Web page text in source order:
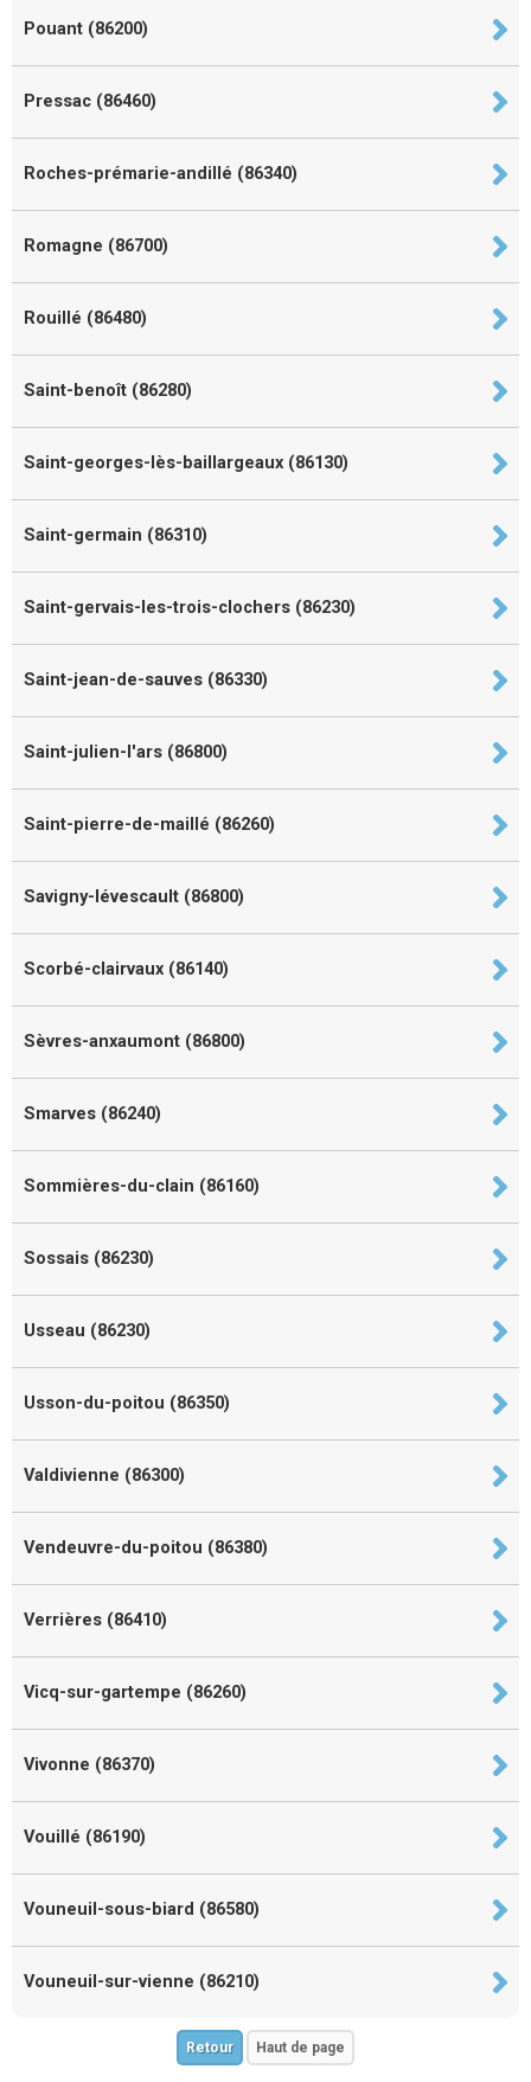
Pouant (86200)
Pressac (86460)
Roches-prémarie-andillé (86340)
Romagne (86700)
Rouillé (86480)
Saint-benoît (86280)
Saint-georges-lès-baillargeaux (86130)
Saint-germain (86310)
Saint-gervais-les-trois-clochers (86230)
Saint-jean-de-sauves (86330)
Saint-julien-l'ars (86800)
Saint-pierre-de-maillé (86260)
Savigny-lévescault (86800)
Scorbé-clairvaux (86140)
Sèvres-anxaumont (86800)
Smarves (86240)
Sommières-du-clain (86160)
Sossais (86230)
Usseau (86230)
Usson-du-poitou (86350)
Valdivienne (86300)
Vendeuvre-du-poitou (86380)
Verrières (86410)
Vicq-sur-gartempe (86260)
Vivonne (86370)
Vouillé (86190)
Vouneuil-sous-biard (86580)
Vouneuil-sur-vienne (86210)
Retour Haut de page